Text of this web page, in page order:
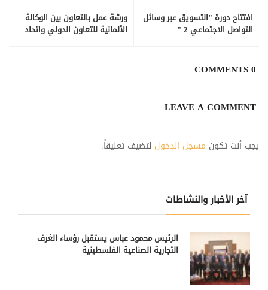
ورشة عمل بالتعاون بين الوكالة
الألمانية للتعاون الدولي واتحاد
افتتاح دورة "التسويق عبر وسائل
التواصل الاجتماعي 2 "
0 COMMENTS
LEAVE A COMMENT
يجب أنت تكون مسجل الدخول لتضيف تعليقاً.
آخر الأخبار والنشاطات
الرئيس محمود عباس يستقبل رؤساء الغرف
التجارية الصناعية الفلسطينية